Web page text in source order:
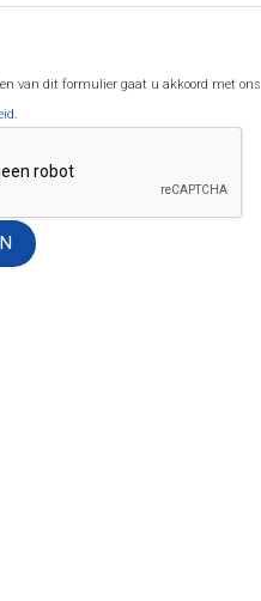
van dit formulier gaat u akkoord met ons